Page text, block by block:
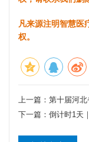
凡来源注明智慧医
权。
上一篇： 第十届河
下一篇： 倒计时1天｜全